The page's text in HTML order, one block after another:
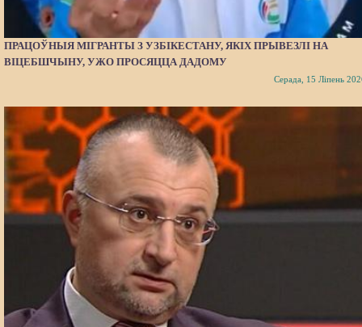
ПРАЦОЎНЫЯ МІГРАНТЫ З УЗБІКЕСТАНУ, ЯКІХ ПРЫВЕЗЛІ НА
ВІЦЕБШЧЫНУ, УЖО ПРОСЯЦЦА ДАДОМУ
Серада, 15 Ліпень